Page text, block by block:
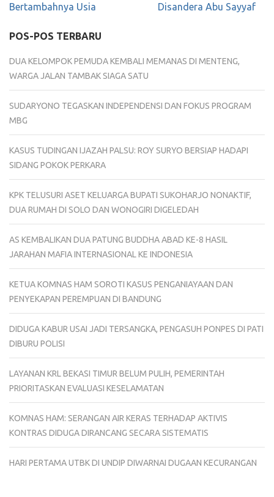
Bertambahnya Usia
Disandera Abu Sayyaf
POS-POS TERBARU
DUA KELOMPOK PEMUDA KEMBALI MEMANAS DI MENTENG,
WARGA JALAN TAMBAK SIAGA SATU
SUDARYONO TEGASKAN INDEPENDENSI DAN FOKUS PROGRAM
MBG
KASUS TUDINGAN IJAZAH PALSU: ROY SURYO BERSIAP HADAPI
SIDANG POKOK PERKARA
KPK TELUSURI ASET KELUARGA BUPATI SUKOHARJO NONAKTIF,
DUA RUMAH DI SOLO DAN WONOGIRI DIGELEDAH
AS KEMBALIKAN DUA PATUNG BUDDHA ABAD KE-8 HASIL
JARAHAN MAFIA INTERNASIONAL KE INDONESIA
KETUA KOMNAS HAM SOROTI KASUS PENGANIAYAAN DAN
PENYEKAPAN PEREMPUAN DI BANDUNG
DIDUGA KABUR USAI JADI TERSANGKA, PENGASUH PONPES DI PATI
DIBURU POLISI
LAYANAN KRL BEKASI TIMUR BELUM PULIH, PEMERINTAH
PRIORITASKAN EVALUASI KESELAMATAN
KOMNAS HAM: SERANGAN AIR KERAS TERHADAP AKTIVIS
KONTRAS DIDUGA DIRANCANG SECARA SISTEMATIS
HARI PERTAMA UTBK DI UNDIP DIWARNAI DUGAAN KECURANGAN